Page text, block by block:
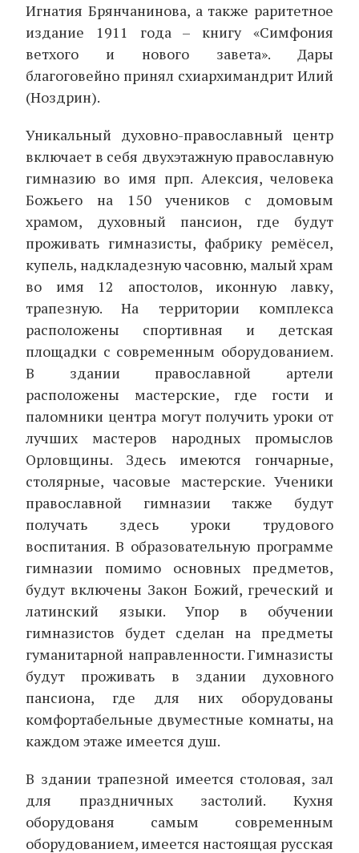
Игнатия Брянчанинова, а также раритетное
издание 1911 года – книгу «Симфония
ветхого и нового завета». Дары
благоговейно принял схиархимандрит Илий
(Ноздрин).
Уникальный духовно-православный центр
включает в себя двухэтажную православную
гимназию во имя прп. Алексия, человека
Божьего на 150 учеников с домовым
храмом, духовный пансион, где будут
проживать гимназисты, фабрику ремёсел,
купель, надкладезную часовню, малый храм
во имя 12 апостолов, иконную лавку,
трапезную. На территории комплекса
расположены спортивная и детская
площадки с современным оборудованием.
В здании православной артели
расположены мастерские, где гости и
паломники центра могут получить уроки от
лучших мастеров народных промыслов
Орловщины. Здесь имеются гончарные,
столярные, часовые мастерские. Ученики
православной гимназии также будут
получать здесь уроки трудового
воспитания. В образовательную программе
гимназии помимо основных предметов,
будут включены Закон Божий, греческий и
латинский языки. Упор в обучении
гимназистов будет сделан на предметы
гуманитарной направленности. Гимназисты
будут проживать в здании духовного
пансиона, где для них оборудованы
комфортабельные двуместные комнаты, на
каждом этаже имеется душ.
В здании трапезной имеется столовая, зал
для праздничных застолий. Кухня
оборудованя самым современным
оборудованием, имеется настоящая русская